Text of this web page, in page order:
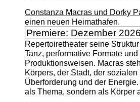
Constanza Macras und Dorky
einen neuen Heimathafen.
Premiere: Dezember 2026
Repertoiretheater seine
Tanz, performative Formate
Produktionsweisen. Macras
Körpers, der Stadt, der
Überforderung und der
als Thema, sondern als Körper